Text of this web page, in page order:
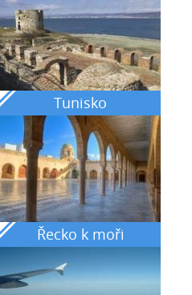
Tunisko
Řecko k moři